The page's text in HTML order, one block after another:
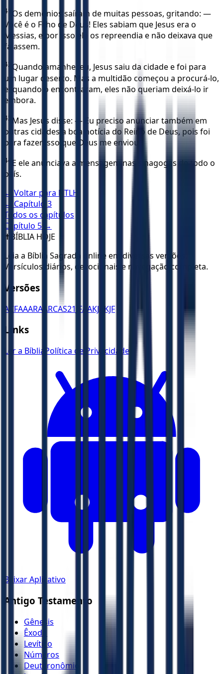
41 Os demônios saíram de muitas pessoas, gritando: —
Você é o Filho de Deus! Eles sabiam que Jesus era o
Messias, e por isso ele os repreendia e não deixava que
falassem.
42 Quando amanheceu, Jesus saiu da cidade e foi para
um lugar deserto. Mas a multidão começou a procurá-lo,
e, quando o encontraram, eles não queriam deixá-lo ir
embora.
43 Mas Jesus disse: — Eu preciso anunciar também em
outras cidades a boa notícia do Reino de Deus, pois foi
para fazer isso que Deus me enviou.
44 E ele anunciava a mensagem nas sinagogas de todo o
país.
← Voltar para NTLH
← Capítulo 3
Todos os capítulos
Capítulo 5 →
✝️ BÍBLIA HOJE
Leia a Bíblia Sagrada online em diversas versões.
Versículos diários, devocionais e navegação completa.
Versões
ACFAAARA ARCAS21 JFAAKJA KJF
Links
Ler a Bíblia Política de Privacidade
Baixar Aplicativo
Antigo Testamento
Gênesis
Êxodo
Levítico
Números
Deuteronômio